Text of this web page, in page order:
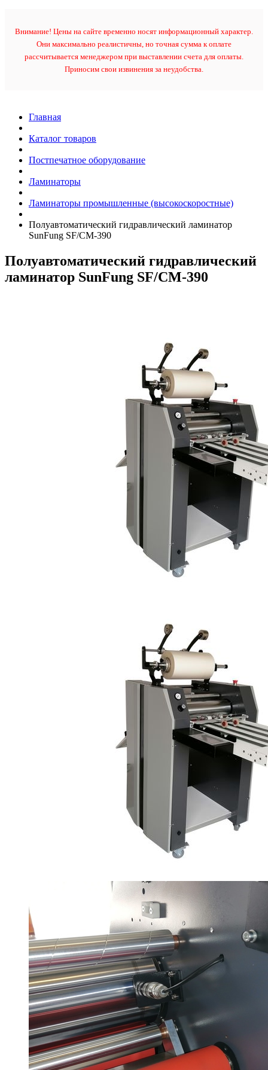
Внимание! Цены на сайте временно носят информационный характер.
Они максимально реалистичны, но точная сумма к оплате
рассчитывается менеджером при выставлении счета для оплаты.
Приносим свои извинения за неудобства.
Главная
Каталог товаров
Постпечатное оборудование
Ламинаторы
Ламинаторы промышленные (высокоскоростные)
Полуавтоматический гидравлический ламинатор
SunFung SF/CM-390
Полуавтоматический гидравлический
ламинатор SunFung SF/CM-390